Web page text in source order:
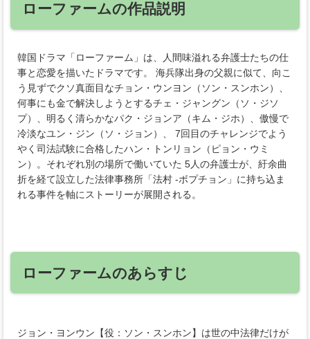
ローファームの作品説明
韓国ドラマ「ローファーム」は、人間味溢れる弁護士たちの仕
事と恋愛を描いたドラマです。 海兵隊出身の父親に似て、向こ
う見ずでクソ真面目なチョン・ウンヨン（ソン・スンホン）、
何事にも金で解決しようとするチェ・ジャングン（ソ・ジソ
プ）、明るく清らかなパク・ジョンア（キム・ジホ）、傲慢で
冷淡なユン・ジン（ソ・ジョン）、 7回目のチャレンジでよう
やく司法試験に合格したハン・トンリョン（ピョン・ウミ
ン）。それぞれ別の場所で働いていた 5人の弁護士が、紆余曲
折を経て設立した法律事務所「法村 -ボプチョン」に持ち込ま
れる事件を軸にストーリーが展開される。
ローファームのあらすじ
ジョン・ヨンウン【役：ソン・スンホン】は世の中法律だけが